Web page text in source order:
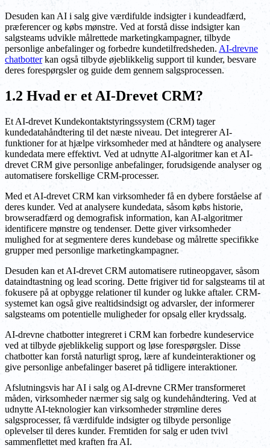
Desuden kan AI i salg give værdifulde indsigter i kundeadfærd,
præferencer og købs mønstre. Ved at forstå disse indsigter kan
salgsteams udvikle målrettede marketingkampagner, tilbyde
personlige anbefalinger og forbedre kundetilfredsheden. AI-drevne
chatbotterkan også tilbyde øjeblikkelig support til kunder, besvare
deres forespørgsler og guide dem gennem salgsprocessen.
1.2 Hvad er et AI-Drevet CRM?
Et AI-drevet Kundekontaktstyringssystem (CRM) tager
kundedatahåndtering til det næste niveau. Det integrerer AI-
funktioner for at hjælpe virksomheder med at håndtere og analysere
kundedata mere effektivt. Ved at udnytte AI-algoritmer kan et AI-
drevet CRM give personlige anbefalinger, forudsigende analyser og
automatisere forskellige CRM-processer.
Med et AI-drevet CRM kan virksomheder få en dybere forståelse af
deres kunder. Ved at analysere kundedata, såsom købs historie,
browseradfærd og demografisk information, kan AI-algoritmer
identificere mønstre og tendenser. Dette giver virksomheder
mulighed for at segmentere deres kundebase og målrette specifikke
grupper med personlige marketingkampagner.
Desuden kan et AI-drevet CRM automatisere rutineopgaver, såsom
dataindtastning og lead scoring. Dette frigiver tid for salgsteams til at
fokusere på at opbygge relationer til kunder og lukke aftaler. CRM-
systemet kan også give realtidsindsigt og advarsler, der informerer
salgsteams om potentielle muligheder for opsalg eller krydssalg.
AI-drevne chatbotter integreret i CRM kan forbedre kundeservice
ved at tilbyde øjeblikkelig support og løse forespørgsler. Disse
chatbotter kan forstå naturligt sprog, lære af kundeinteraktioner og
give personlige anbefalinger baseret på tidligere interaktioner.
Afslutningsvis har AI i salg og AI-drevne CRMer transformeret
måden, virksomheder nærmer sig salg og kundehåndtering. Ved at
udnytte AI-teknologier kan virksomheder strømline deres
salgsprocesser, få værdifulde indsigter og tilbyde personlige
oplevelser til deres kunder. Fremtiden for salg er uden tvivl
sammenflettet med kraften fra AI.